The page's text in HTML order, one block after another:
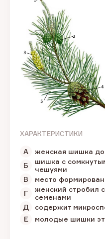
ХАРАКТЕРИСТИКИ
А
женская шишка
Б
шишка с
чешуями
В
место
Г
женский стробил
семенами
Д
содержит
Е
молодые шишки